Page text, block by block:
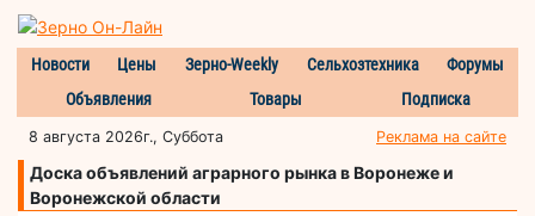
Новости Цены Зерно-Weekly Сельхозтехника
Форумы
Объявления
Товары Подписка
8 августа 2026г., Суббота Реклама на сайте
Доска объявлений аграрного рынка в Воронеже и
Воронежской области